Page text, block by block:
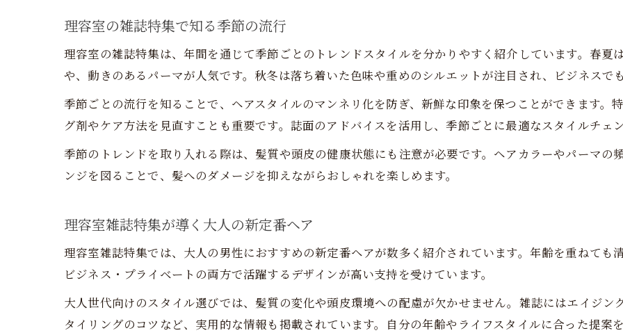
理容室の雑誌特集で知る季節の流行
理容室の雑誌特集は、年間を通じて季節ごとのトレンドスタイルを分かりやすく紹介しています。春夏
や、動きのあるパーマが人気です。秋冬は落ち着いた色味や重めのシルエットが注目され、ビジネスで
季節ごとの流行を知ることで、ヘアスタイルのマンネリ化を防ぎ、新鮮な印象を保つことができます。
グ剤やケア方法を見直すことも重要です。誌面のアドバイスを活用し、季節ごとに最適なスタイルチェ
季節のトレンドを取り入れる際は、髪質や頭皮の健康状態にも注意が必要です。ヘアカラーやパーマの
ンジを図ることで、髪へのダメージを抑えながらおしゃれを楽しめます。
理容室雑誌特集が導く大人の新定番ヘア
理容室雑誌特集では、大人の男性におすすめの新定番ヘアが数多く紹介されています。年齢を重ねても
ビジネス・プライベートの両方で活躍するデザインが高い支持を受けています。
大人世代向けのスタイル選びでは、髪質の変化や頭皮環境への配慮が欠かせません。雑誌にはエイジ
タイリングのコツなど、実用的な情報も掲載されています。自分の年齢やライフスタイルに合った提案